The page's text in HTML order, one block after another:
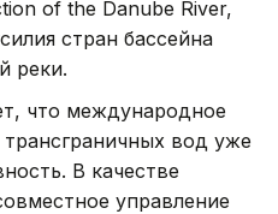
of the Danube River,
стран бассейна
реки.
что международное
вод уже
В качестве
управление